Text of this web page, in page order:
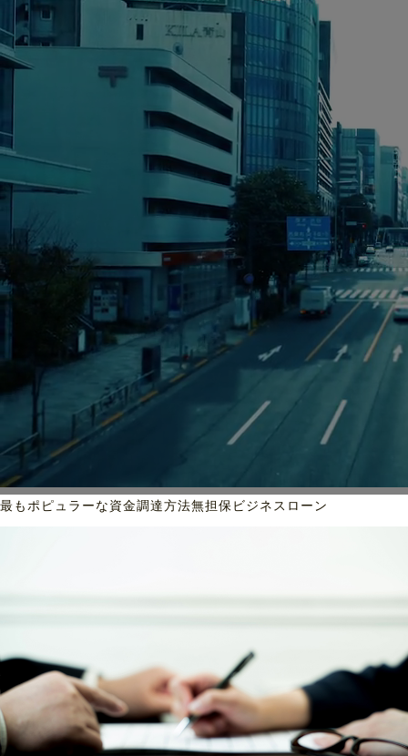
最もポピュラーな資金調達方法無担保ビジネスローン